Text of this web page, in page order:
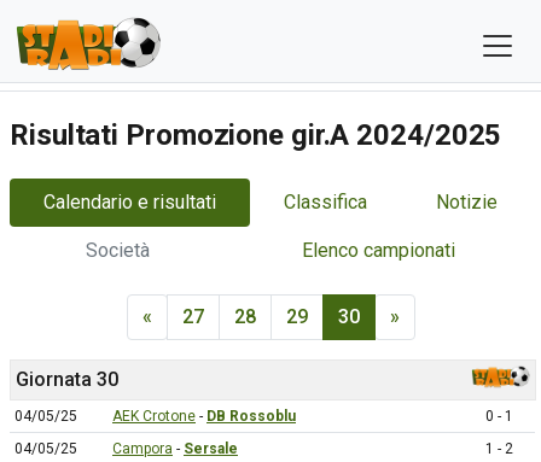
Risultati Promozione gir.A 2024/2025
Calendario e risultati Classifica Notizie
Società Elenco campionati
« 27 28 29 30 »
Giornata 30
04/05/25 AEK Crotone - DB Rossoblu
0 - 1
04/05/25
Campora - Sersale 1 - 2